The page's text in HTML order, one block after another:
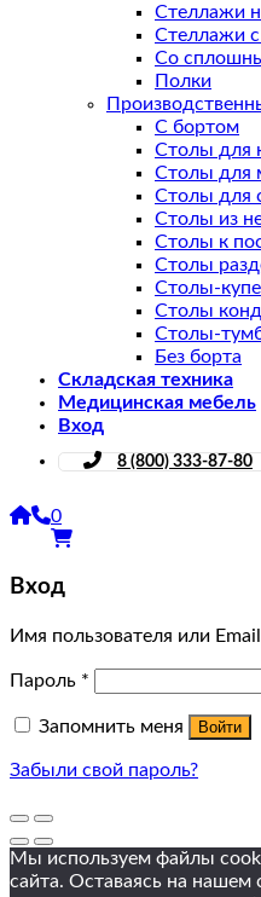
Стеллажи
Стеллажи
Со
Полки
С бортом
Столы для
Столы для
Столы для
Столы из
Столы к
Столы
Столы-купе
Столы
Столы-
Без борта
Складская техника
Медицинская мебель
Вход
8 (800) 333-87-80
0
Вход
Имя пользователя или Email
Пароль *
Запомнить меня Войти
Забыли свой пароль?
Мы используем файлы
сайта. Оставаясь на нашем